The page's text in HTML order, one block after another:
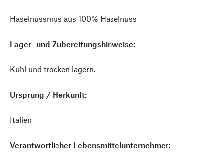
Haselnussmus aus 100% Haselnuss
Lager- und Zubereitungshinweise:
Kühl und trocken lagern.
Ursprung / Herkunft:
Italien
Verantwortlicher Lebensmittelunternehmer: